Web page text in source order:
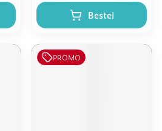
Bestel
PROMO